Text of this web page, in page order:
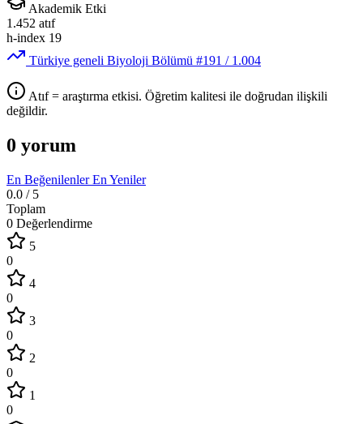
Akademik Etki
1.452 atıf
h-index 19
Türkiye geneli Biyoloji Bölümü #191 / 1.004
Atıf = araştırma etkisi. Öğretim kalitesi ile doğrudan ilişkili
değildir.
0 yorum
En BeğenilenlerEn Yeniler
0.0 / 5
Toplam
0 Değerlendirme
5
0
4
0
3
0
2
0
1
0